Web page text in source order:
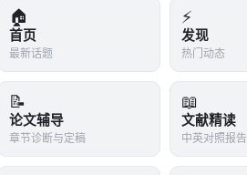
GPU 合同 $19.6M
API 确实运行
RULER 95% / MRCR 65.9%
3.2 存疑的声明（低可信度）
🏠
首页
最新话题
⚡
发现
热门动态
📝
论文辅导
章节诊断与定稿
📖
文献精读
中英对照报告